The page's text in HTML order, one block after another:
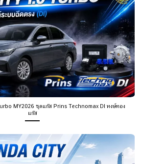
MY2026 ชุดแก๊ส Prins Technomax DI หงษ์ทอง
แก๊ส